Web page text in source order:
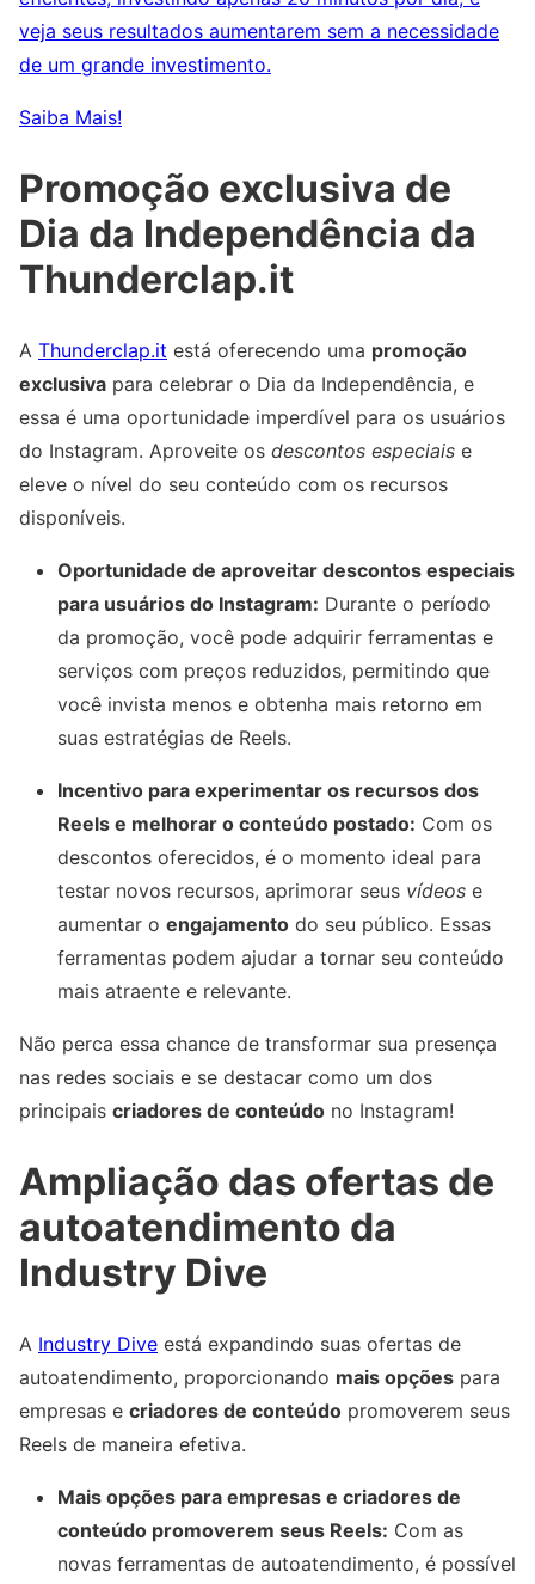
veja seus resultados aumentarem sem a necessidade
de um grande investimento.
Saiba Mais!
Promoção exclusiva de
Dia da Independência da
Thunderclap.it
A Thunderclap.it está oferecendo uma promoção
exclusiva para celebrar o Dia da Independência, e
essa é uma oportunidade imperdível para os usuários
do Instagram. Aproveite os descontos especiais e
eleve o nível do seu conteúdo com os recursos
disponíveis.
Oportunidade de aproveitar descontos especiais
para usuários do Instagram: Durante o período
da promoção, você pode adquirir ferramentas e
serviços com preços reduzidos, permitindo que
você invista menos e obtenha mais retorno em
suas estratégias de Reels.
Incentivo para experimentar os recursos dos
Reels e melhorar o conteúdo postado: Com os
descontos oferecidos, é o momento ideal para
testar novos recursos, aprimorar seus vídeos e
aumentar o engajamento do seu público. Essas
ferramentas podem ajudar a tornar seu conteúdo
mais atraente e relevante.
Não perca essa chance de transformar sua presença
nas redes sociais e se destacar como um dos
principais criadores de conteúdo no Instagram!
Ampliação das ofertas de
autoatendimento da
Industry Dive
A Industry Dive está expandindo suas ofertas de
autoatendimento, proporcionando mais opções para
empresas e criadores de conteúdo promoverem seus
Reels de maneira efetiva.
Mais opções para empresas e criadores de
conteúdo promoverem seus Reels: Com as
novas ferramentas de autoatendimento, é possível